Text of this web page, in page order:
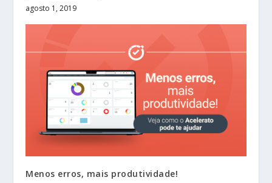
agosto 1, 2019
Menos erros, mais produtividade!